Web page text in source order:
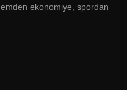
ekonomiye, spordan